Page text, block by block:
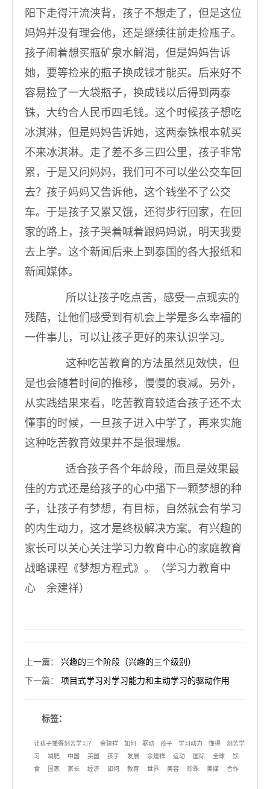
阳下走得汗流浃背，孩子不想走了，但是这位
妈妈并没有理会他，还是继续往前走捡瓶子。
孩子闹着想买瓶矿泉水解渴，但是妈妈告诉
她，要等捡来的瓶子换成钱才能买。后来好不
容易捡了一大袋瓶子，换成钱以后得到两泰
铢，大约合人民币四毛钱。这个时候孩子想吃
冰淇淋，但是妈妈告诉她，这两泰铢根本就买
不来冰淇淋。走了差不多三四公里，孩子非常
累，于是又问妈妈，我们可不可以坐公交车回
去？孩子妈妈又告诉他，这个钱坐不了公交
车。于是孩子又累又饿，还得步行回家，在回
家的路上，孩子哭着喊着跟妈妈说，明天我要
去上学。这个新闻后来上到泰国的各大报纸和
新闻媒体。
所以让孩子吃点苦，感受一点现实的
残酷，让他们感受到有机会上学是多么幸福的
一件事儿，可以让孩子更好的来认识学习。
这种吃苦教育的方法虽然见效快，但
是也会随着时间的推移，慢慢的衰减。另外，
从实践结果来看，吃苦教育较适合孩子还不太
懂事的时候，一旦孩子进入中学了，再来实施
这种吃苦教育效果并不是很理想。
适合孩子各个年龄段，而且是效果最
佳的方式还是给孩子的心中播下一颗梦想的种
子，让孩子有梦想，有目标，自然就会有学习
的内生动力，这才是终极解决方案。有兴趣的
家长可以关心关注学习力教育中心的家庭教育
战略课程《梦想方程式》。（学习力教育中
心 余建祥）
上一篇： 兴趣的三个阶段（兴趣的三个级别）
下一篇： 项目式学习对学习能力和主动学习的驱动作用
标签：
让孩子懂得刻苦学习？ 余建祥 如何 驱动 孩子 学习动力 懂得
刻苦学
习
减肥 中国 美国 孩子 发展 余建祥 运动 国际 全球
饮
食
国家 家长 经济 如何 教育 世界 美容 珍珠 美媒 合作